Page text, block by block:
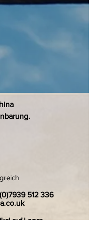
512 336
auf Lager.